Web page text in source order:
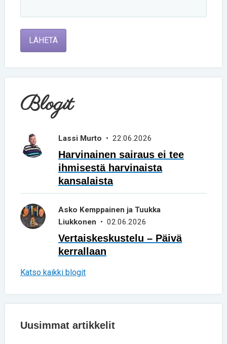
LÄHETÄ
Blogit
Lassi Murto • 22.06.2026
Harvinainen sairaus ei tee
ihmisestä harvinaista
kansalaista
Asko Kemppainen ja Tuukka
Liukkonen • 02.06.2026
Vertaiskeskustelu – Päivä
kerrallaan
Katso kaikki blogit
Uusimmat artikkelit